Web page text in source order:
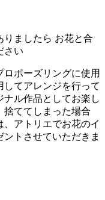
りましたら お花と合
さい
ロポーズリングに使用
してアレンジを行って
ル作品としてお楽し
捨ててしまった場合
アトリエでお花のイ
トさせていただきま